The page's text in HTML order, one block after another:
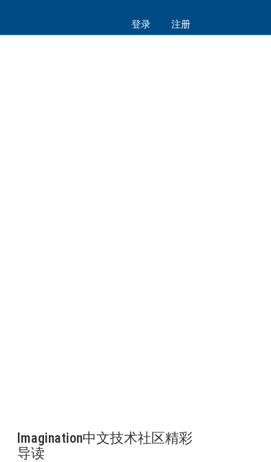
登录 注册
Imagination中文技术社区精彩
导读